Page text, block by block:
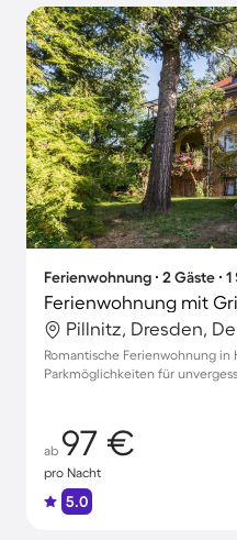
Ferienwohnung ∙ 2 Gäste ∙
Ferienwohnung mit
Pillnitz, Dresden,
Romantische Ferienwohnung
Parkmöglichkeiten für
ab 97 €
pro Nacht
5.0